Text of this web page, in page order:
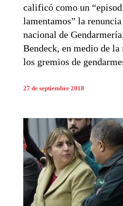
calificó como un
lamentamos” la
nacional de
Bendeck, en medio de la
los gremios de
27 de septiembre 2018